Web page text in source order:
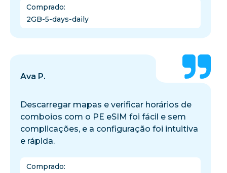
Comprado:
2GB-5-days-daily
Ava P.
Descarregar mapas e verificar horários de
comboios com o PE eSIM foi fácil e sem
complicações, e a configuração foi intuitiva
e rápida.
Comprado: